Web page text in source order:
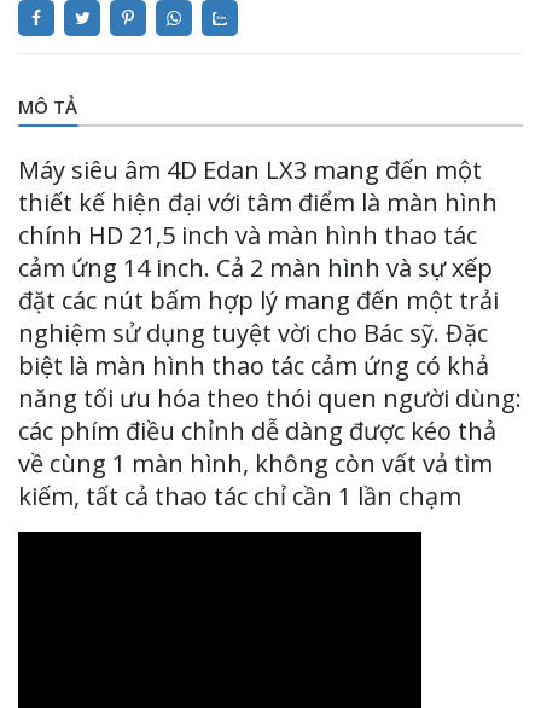
MÔ TẢ
Máy siêu âm 4D Edan LX3 mang đến một
thiết kế hiện đại với tâm điểm là màn hình
chính HD 21,5 inch và màn hình thao tác
cảm ứng 14 inch. Cả 2 màn hình và sự xếp
đặt các nút bấm hợp lý mang đến một trải
nghiệm sử dụng tuyệt vời cho Bác sỹ. Đặc
biệt là màn hình thao tác cảm ứng có khả
năng tối ưu hóa theo thói quen người dùng:
các phím điều chỉnh dễ dàng được kéo thả
về cùng 1 màn hình, không còn vất vả tìm
kiếm, tất cả thao tác chỉ cần 1 lần chạm